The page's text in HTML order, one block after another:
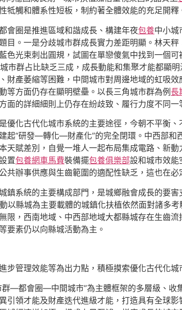
觸和體系性短板，制約著全體效能的充足開釋
會圈是推進區域和諧成長、構建年夜包養中小城
目。一是分歧城市群成長實力差距明顯。林天
色光束刺出圓規，試圖在單戀傻氣中找到一個
市群占比缺乏三成，成長動能和集聚才能都顯
財產萎縮等困難，中間城市對周邊地域的虹吸
等方面仍存在顯明壁壘。以長三角城市群為例長
的詳細細則上仍存在紛歧致、履行力度不同一
優化古代化城市系統的主要途徑，今朝不平衡
起“研發—轉化—財產化”的完全閉環。中西部和
賦差別，自覺一堆人一起布局集成電路、新
置包養網車馬費裝備擺包養俱樂部設和城市效能
辦事供應與生齒範圍的適配性缺乏，這也在
鎮系統的主要構成部門，是城鄉融會成長的要
以縣城為主要載體的城鎮化扶植依然面對諸多
，西南地域、中西部地域大都縣城存在生齒
要素仍以向縣城活動為主。
步管理效能等為出力點，積極摸索優化古代化城
—都會圈—中間城市”為主體框架的多層級、收
引領才能及財產迭代進級才能，打造具有全球影